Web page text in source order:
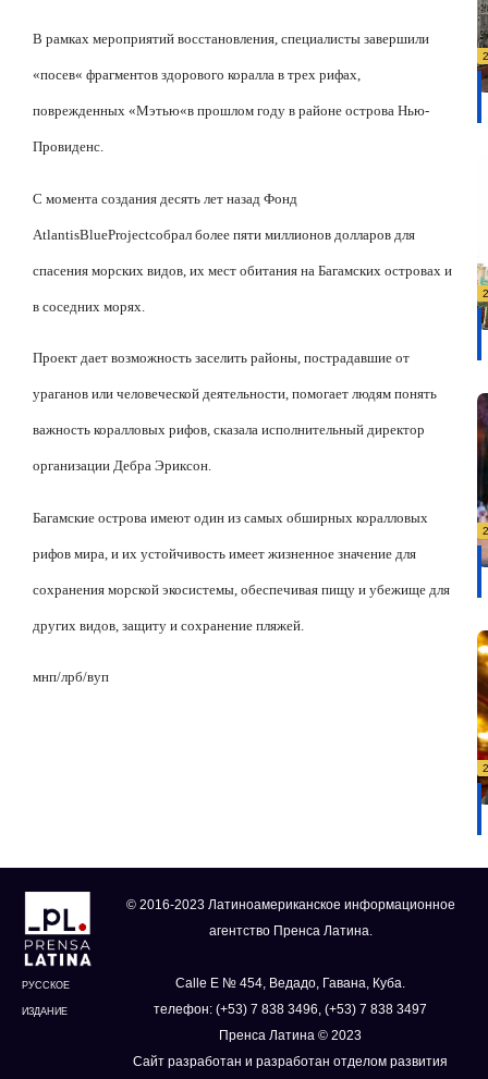
В рамках мероприятий восстановления, специалисты завершили
«посев« фрагментов здорового коралла в трех рифах,
поврежденных «Мэтью«в прошлом году в районе острова Нью-
Провиденс.
С момента создания десять лет назад Фонд
AtlantisBlueProjectсобрал более пяти миллионов долларов для
спасения морских видов, их мест обитания на Багамских островах и
в соседних морях.
Проект дает возможность заселить районы, пострадавшие от
ураганов или человеческой деятельности, помогает людям понять
важность коралловых рифов, сказала исполнительный директор
организации Дебра Эриксон.
Багамские острова имеют один из самых обширных коралловых
рифов мира, и их устойчивость имеет жизненное значение для
сохранения морской экосистемы, обеспечивая пищу и убежище для
других видов, защиту и сохранение пляжей.
мнп/лрб/вуп
РУССКОЕ
ИЗДАНИЕ
© 2016-2023 Латиноамериканское информационное
агентство Пренса Латина.
Calle E № 454, Ведадо, Гавана, Куба.
телефон: (+53) 7 838 3496, (+53) 7 838 3497
Пренса Латина © 2023
Сайт разработан и разработан отделом развития